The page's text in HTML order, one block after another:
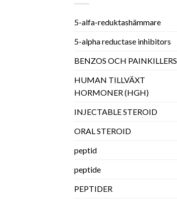
5-alfa-reduktashämmare
5-alpha reductase inhibitors
BENZOS OCH PAINKILLERS
HUMAN TILLVÄXT
HORMONER (HGH)
INJECTABLE STEROID
ORAL STEROID
peptid
peptide
PEPTIDER